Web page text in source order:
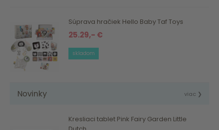
Súprava hračiek Hello Baby Taf Toys
25.29,- €
skladom
Novinky viac ❯
Kresliaci tablet Pink Fairy Garden Little